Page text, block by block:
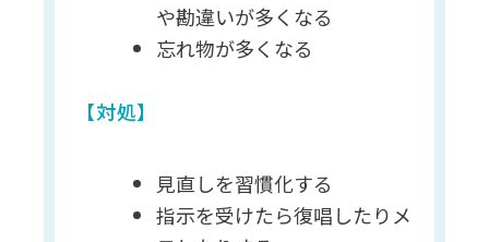
や勘違いが多くなる
忘れ物が多くなる
【対処】
見直しを習慣化する
指示を受けたら復唱したりメ